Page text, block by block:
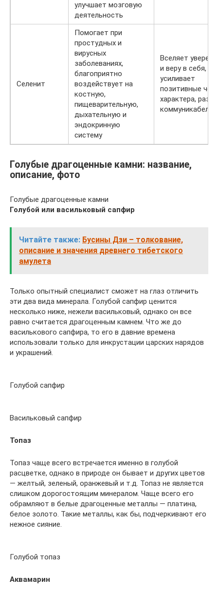
улучшает мозговую
деятельность
Селенит
Помогает при
простудных и
вирусных
заболеваниях,
благоприятно
воздействует на
костную,
пищеварительную,
дыхательную и
эндокринную
систему
Вселяет
и веру в себя,
усиливает
позитивные
характера,
Голубые драгоценные камни: название,
описание, фото
Голубые драгоценные камни
Голубой или васильковый сапфир
Читайте также: Бусины Дзи – толкование,
описание и значения древнего тибетского
амулета
Только опытный специалист сможет на глаз отличить
эти два вида минерала. Голубой сапфир ценится
несколько ниже, нежели васильковый, однако он все
равно считается драгоценным камнем. Что же до
василькового сапфира, то его в давние времена
использовали только для инкрустации царских нарядов
и украшений.
Голубой сапфир
Васильковый сапфир
Топаз
Топаз чаще всего встречается именно в голубой
расцветке, однако в природе он бывает и других цветов
— желтый, зеленый, оранжевый и т.д. Топаз не является
слишком дорогостоящим минералом. Чаще всего его
обрамляют в белые драгоценные металлы — платина,
белое золото. Такие металлы, как бы, подчеркивают его
нежное сияние.
Голубой топаз
Аквамарин